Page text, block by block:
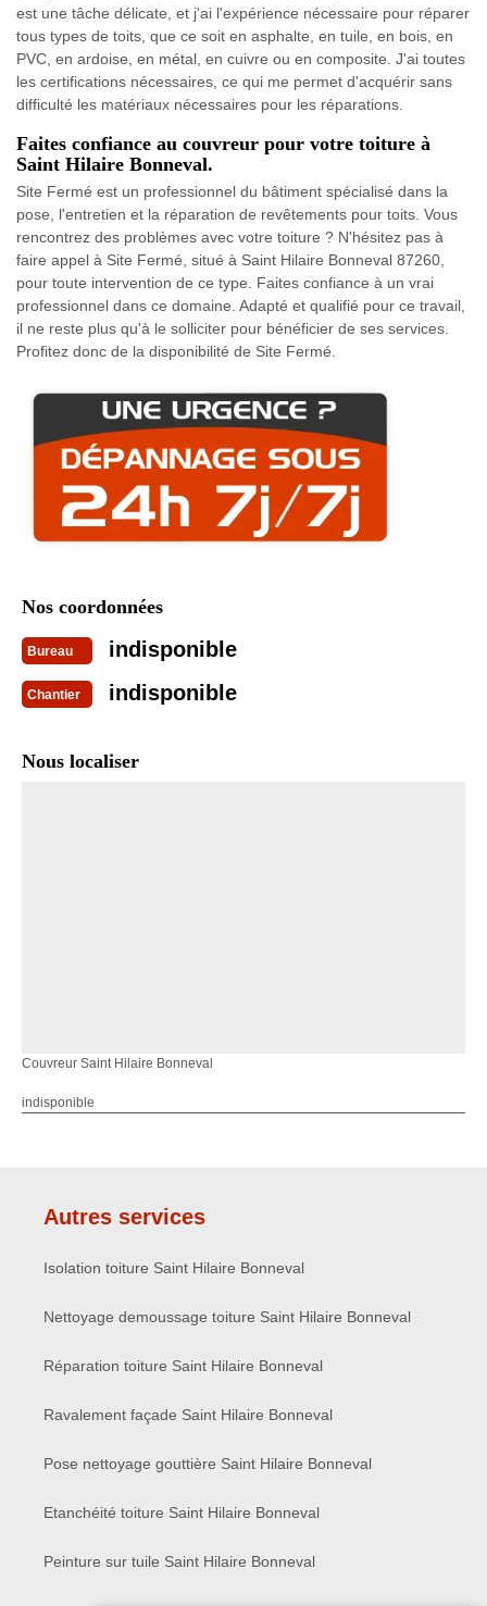
est une tâche délicate, et j'ai l'expérience nécessaire pour réparer
tous types de toits, que ce soit en asphalte, en tuile, en bois, en
PVC, en ardoise, en métal, en cuivre ou en composite. J'ai toutes
les certifications nécessaires, ce qui me permet d'acquérir sans
difficulté les matériaux nécessaires pour les réparations.
Faites confiance au couvreur pour votre toiture à
Saint Hilaire Bonneval.
Site Fermé est un professionnel du bâtiment spécialisé dans la
pose, l'entretien et la réparation de revêtements pour toits. Vous
rencontrez des problèmes avec votre toiture ? N'hésitez pas à
faire appel à Site Fermé, situé à Saint Hilaire Bonneval 87260,
pour toute intervention de ce type. Faites confiance à un vrai
professionnel dans ce domaine. Adapté et qualifié pour ce travail,
il ne reste plus qu'à le solliciter pour bénéficier de ses services.
Profitez donc de la disponibilité de Site Fermé.
Nos coordonnées
Bureau indisponible
Chantier indisponible
Nous localiser
Couvreur Saint Hilaire Bonneval
indisponible
Autres services
Isolation toiture Saint Hilaire Bonneval
Nettoyage demoussage toiture Saint Hilaire Bonneval
Réparation toiture Saint Hilaire Bonneval
Ravalement façade Saint Hilaire Bonneval
Pose nettoyage gouttière Saint Hilaire Bonneval
Etanchéité toiture Saint Hilaire Bonneval
Peinture sur tuile Saint Hilaire Bonneval